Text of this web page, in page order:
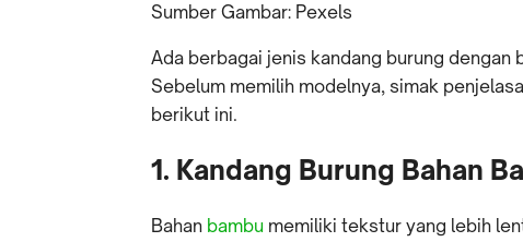
Sumber Gambar: Pexels
Ada berbagai jenis kandang burung dengan
Sebelum memilih modelnya, simak
berikut ini.
1. Kandang Burung Bahan
Bahan bambu memiliki tekstur yang lebih